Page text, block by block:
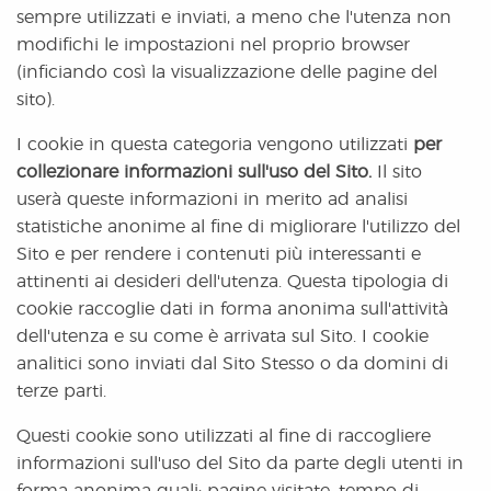
sempre utilizzati e inviati, a meno che l'utenza non
modifichi le impostazioni nel proprio browser
(inficiando così la visualizzazione delle pagine del
sito).
I cookie in questa categoria vengono utilizzati per
collezionare informazioni sull'uso del Sito. Il sito
userà queste informazioni in merito ad analisi
statistiche anonime al fine di migliorare l'utilizzo del
Sito e per rendere i contenuti più interessanti e
attinenti ai desideri dell'utenza. Questa tipologia di
cookie raccoglie dati in forma anonima sull'attività
dell'utenza e su come è arrivata sul Sito. I cookie
analitici sono inviati dal Sito Stesso o da domini di
terze parti.
Questi cookie sono utilizzati al fine di raccogliere
informazioni sull'uso del Sito da parte degli utenti in